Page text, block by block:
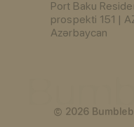
Port Baku
prospekti 151 |
Azərbaycan
© 2026